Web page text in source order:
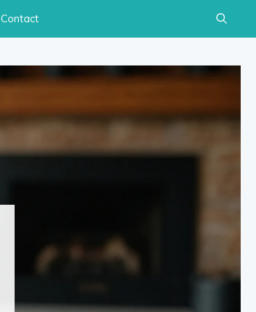
Contact